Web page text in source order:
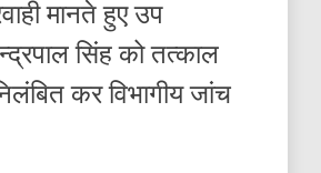
मानते हुए उप
सिंह को तत्काल
कर विभागीय जांच